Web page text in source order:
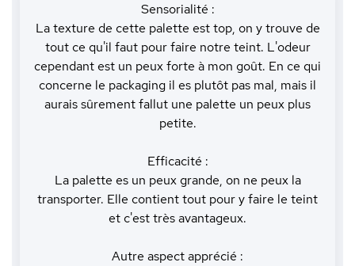
Sensorialité :
La texture de cette palette est top, on y trouve de
tout ce qu'il faut pour faire notre teint. L'odeur
cependant est un peux forte à mon goût. En ce qui
concerne le packaging il es plutôt pas mal, mais il
aurais sûrement fallut une palette un peux plus
petite.
Efficacité :
La palette es un peux grande, on ne peux la
transporter. Elle contient tout pour y faire le teint
et c'est très avantageux.
Autre aspect apprécié :